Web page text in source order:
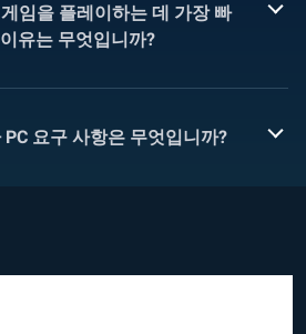
임을 플레이하는 데 가장 빠
유는 무엇입니까?
요구 사항은 무엇입니까?